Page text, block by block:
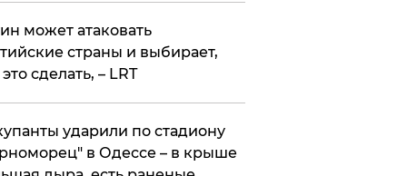
может атаковать
страны и выбирает,
сделать, – LRT
ударили по стадиону
в Одессе – в крыше